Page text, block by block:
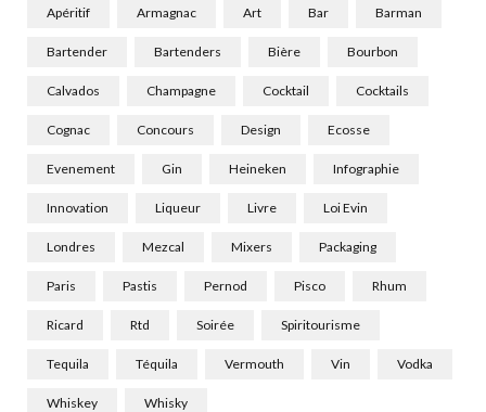
Apéritif Armagnac Art Bar Barman
Bartender Bartenders Bière Bourbon
Calvados Champagne Cocktail Cocktails
Cognac Concours Design Ecosse
Evenement Gin Heineken Infographie
Innovation Liqueur Livre Loi Evin
Londres Mezcal Mixers Packaging
Paris Pastis Pernod Pisco Rhum
Ricard Rtd Soirée Spiritourisme
Tequila Téquila Vermouth Vin Vodka
Whiskey Whisky